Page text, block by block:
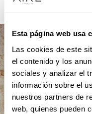
Esta página web usa
Las cookies de este
el contenido y los
sociales y analizar el
información sobre el
nuestros partners de
web, quienes pueden